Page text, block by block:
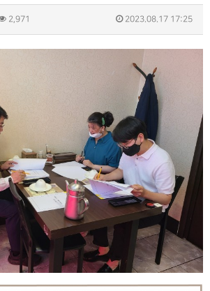
2,971 2023.08.17 17:25